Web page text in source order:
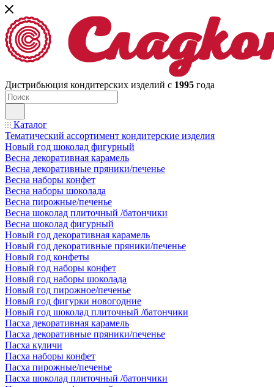
Дистрибьюция кондитерских изделий с 1995 года
Каталог
Тематический ассортимент кондитерские изделия
Новый год шоколад фигурный
Весна декоративная карамель
Весна декоративные пряники/печенье
Весна наборы конфет
Весна наборы шоколада
Весна пирожные/печенье
Весна шоколад плиточный /батончики
Весна шоколад фигурный
Новый год декоративная карамель
Новый год декоративные пряники/печенье
Новый год конфеты
Новый год наборы конфет
Новый год наборы шоколада
Новый год пирожное/печенье
Новый год фигурки новогодние
Новый год шоколад плиточный /батончики
Пасха декоративная карамель
Пасха декоративные пряники/печенье
Пасха куличи
Пасха наборы конфет
Пасха пирожные/печенье
Пасха шоколад плиточный /батончики